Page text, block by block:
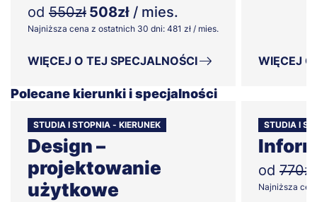
od 550zł 508zł / mies.
Najniższa cena z ostatnich 30 dni: 481 zł / mies.
WIĘCEJ O TEJ SPECJALNOŚCI WIĘCEJ
Polecane kierunki i specjalności
STUDIA I STOPNIA - KIERUNEK
Design –
projektowanie
użytkowe
STUDIA I
od 770zł
Najniższa